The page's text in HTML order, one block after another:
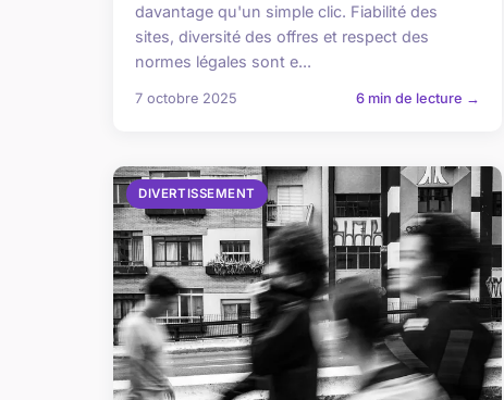
davantage qu'un simple clic. Fiabilité des
sites, diversité des offres et respect des
normes légales sont e...
7 octobre 2025 6 min de lecture →
DIVERTISSEMENT